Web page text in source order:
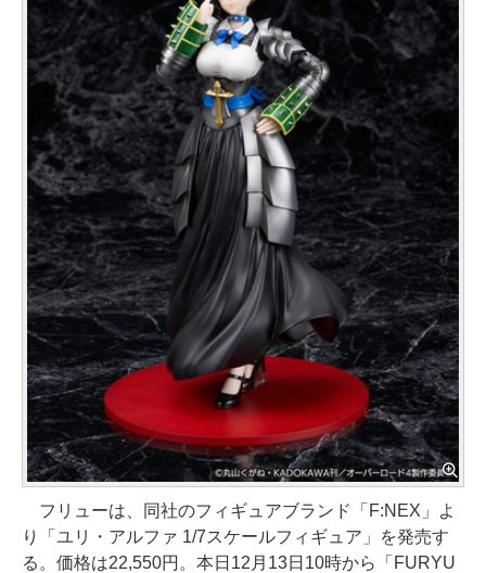
フリューは、同社のフィギュアブランド「F:NEX」よ
り「ユリ・アルファ 1/7スケールフィギュア」を発売す
る。価格は22,550円。本日12月13日10時から「FURYU